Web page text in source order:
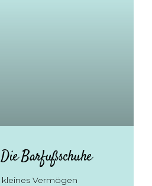
Barfußschuhe
Vermögen